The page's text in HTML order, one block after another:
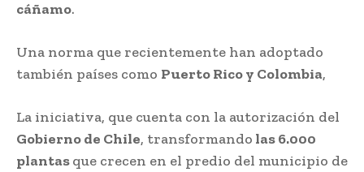
cáñamo.
Una norma que recientemente han adoptado
también países como Puerto Rico y Colombia,
La iniciativa, que cuenta con la autorización del
Gobierno de Chile, transformando las 6.000
plantasque crecen en el predio del municipio de